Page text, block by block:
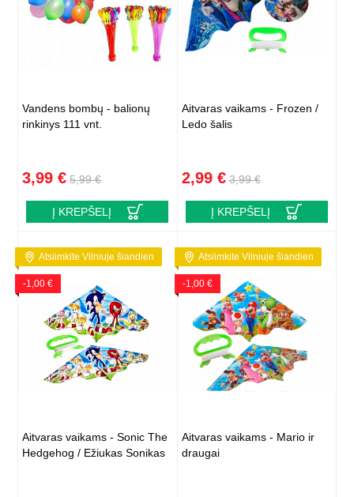
Vandens bombų - balionų
rinkinys 111 vnt.
3,99 € 5,99 €
Į KREPŠELĮ
Aitvaras vaikams - Frozen /
Ledo šalis
2,99 € 3,99 €
Į KREPŠELĮ
Atsiimkite Vilniuje šiandien
-1,00 €
Aitvaras vaikams - Sonic The
Hedgehog / Ežiukas Sonikas
Atsiimkite Vilniuje šiandien
-1,00 €
Aitvaras vaikams - Mario ir
draugai